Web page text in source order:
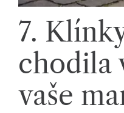
7.
chodila
vaše